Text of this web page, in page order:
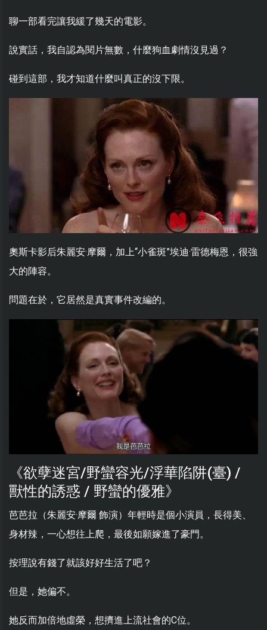
聊一部看完讓我緩了幾天的電影。
說實話，我自認為閱片無數，什麼狗血劇情沒見過？
碰到這部，我才知道什麼叫真正的沒下限。
奧斯卡影后朱麗安·摩爾，加上“小雀斑”埃迪·雷德梅恩，很強
大的陣容。
問題在於，它居然是真實事件改編的。
《欲孽迷宮/野蠻容光/浮華陷阱(臺) /
獸性的誘惑 / 野蠻的優雅》
芭芭拉（朱麗安·摩爾 飾演）年輕時是個小演員，長得美、
身材辣，一心想往上爬，最後如願嫁進了豪門。
按理說有錢了就該好好生活了吧？
但是，她偏不。
她反而加倍地虛榮，想擠進上流社會的C位。